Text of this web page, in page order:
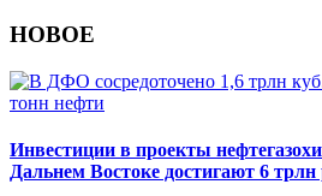
НОВОЕ
Инвестиции в проекты
Дальнем Востоке достигают 6 трлн